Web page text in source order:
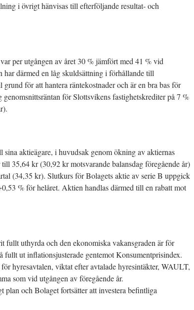
i övrigt hänvisas till efterföljande resultat- och
per utgången av året 30 % jämfört med 41 % vid
har därmed en låg skuldsättning i förhållande till
för att hantera räntekostnader och är en bra bas för
genomsnittsräntan för Slottsvikens fastighetskrediter på 7 %
aktieägare, i huvudsak genom ökning av aktiernas
35,64 kr (30,92 kr motsvarande balansdag föregående år)
(34,35 kr). Slutkurs för Bolagets aktie av serie B uppgick
% för helåret. Aktien handlas därmed till en rabatt mot
fullt uthyrda och den ekonomiska vakansgraden är för
fullt ut inflationsjusterade gentemot Konsumentprisindex.
hyresavtalen, viktat efter avtalade hyresintäkter, WAULT,
som vid utgången av föregående år.
plan och Bolaget fortsätter att investera befintliga